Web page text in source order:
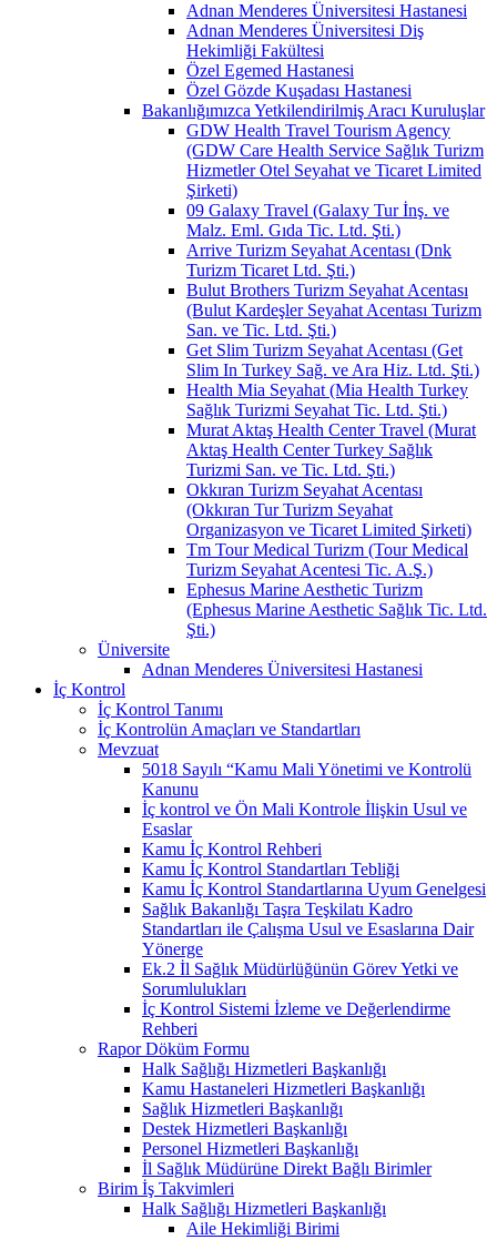
Adnan Menderes Üniversitesi Hastanesi
Adnan Menderes Üniversitesi Diş
Hekimliği Fakültesi
Özel Egemed Hastanesi
Özel Gözde Kuşadası Hastanesi
Bakanlığımızca Yetkilendirilmiş Aracı Kuruluşlar
GDW Health Travel Tourism Agency
(GDW Care Health Service Sağlık Turizm
Hizmetler Otel Seyahat ve Ticaret Limited
Şirketi)
09 Galaxy Travel (Galaxy Tur İnş. ve
Malz. Eml. Gıda Tic. Ltd. Şti.)
Arrive Turizm Seyahat Acentası (Dnk
Turizm Ticaret Ltd. Şti.)
Bulut Brothers Turizm Seyahat Acentası
(Bulut Kardeşler Seyahat Acentası Turizm
San. ve Tic. Ltd. Şti.)
Get Slim Turizm Seyahat Acentası (Get
Slim In Turkey Sağ. ve Ara Hiz. Ltd. Şti.)
Health Mia Seyahat (Mia Health Turkey
Sağlık Turizmi Seyahat Tic. Ltd. Şti.)
Murat Aktaş Health Center Travel (Murat
Aktaş Health Center Turkey Sağlık
Turizmi San. ve Tic. Ltd. Şti.)
Okkıran Turizm Seyahat Acentası
(Okkıran Tur Turizm Seyahat
Organizasyon ve Ticaret Limited Şirketi)
Tm Tour Medical Turizm (Tour Medical
Turizm Seyahat Acentesi Tic. A.Ş.)
Ephesus Marine Aesthetic Turizm
(Ephesus Marine Aesthetic Sağlık Tic. Ltd.
Şti.)
Üniversite
Adnan Menderes Üniversitesi Hastanesi
İç Kontrol
İç Kontrol Tanımı
İç Kontrolün Amaçları ve Standartları
Mevzuat
5018 Sayılı “Kamu Mali Yönetimi ve Kontrolü
Kanunu
İç kontrol ve Ön Mali Kontrole İlişkin Usul ve
Esaslar
Kamu İç Kontrol Rehberi
Kamu İç Kontrol Standartları Tebliği
Kamu İç Kontrol Standartlarına Uyum Genelgesi
Sağlık Bakanlığı Taşra Teşkilatı Kadro
Standartları ile Çalışma Usul ve Esaslarına Dair
Yönerge
Ek.2 İl Sağlık Müdürlüğünün Görev Yetki ve
Sorumlulukları
İç Kontrol Sistemi İzleme ve Değerlendirme
Rehberi
Rapor Döküm Formu
Halk Sağlığı Hizmetleri Başkanlığı
Kamu Hastaneleri Hizmetleri Başkanlığı
Sağlık Hizmetleri Başkanlığı
Destek Hizmetleri Başkanlığı
Personel Hizmetleri Başkanlığı
İl Sağlık Müdürüne Direkt Bağlı Birimler
Birim İş Takvimleri
Halk Sağlığı Hizmetleri Başkanlığı
Aile Hekimliği Birimi